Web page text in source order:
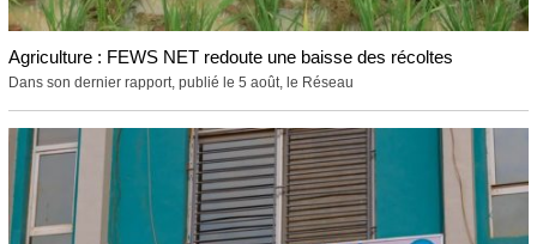
Agriculture : FEWS NET redoute une baisse des récoltes
Dans son dernier rapport, publié le 5 août, le Réseau